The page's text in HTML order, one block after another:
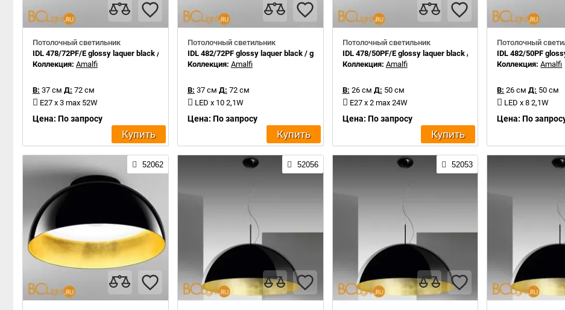
Потолочный светильник
IDL 478/72PF/E glossy laquer black / gold leaf inside
Коллекция: Amalfi
В: 37 см Д: 72 см
E27 x 3 max 52W
Цена: По запросу
Купить
Потолочный светильник
IDL 482/72PF glossy laquer black / gold leaf inside
Коллекция: Amalfi
В: 37 см Д: 72 см
LED x 10 2,1W
Цена: По запросу
Купить
Потолочный светильник
IDL 478/50PF/E glossy laquer black / gold leaf inside
Коллекция: Amalfi
В: 26 см Д: 50 см
E27 x 2 max 24W
Цена: По запросу
Купить
Потолочный
IDL 482/50PF
Коллекция:Amalfi
В: 26 см Д: 50 см
LED x 8 2,1W
Цена: По
52062 52056 52053